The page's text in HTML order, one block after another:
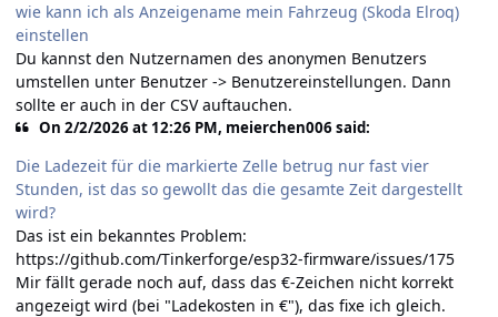
wie kann ich als Anzeigename mein Fahrzeug (Skoda Elroq)
einstellen
Du kannst den Nutzernamen des anonymen Benutzers
umstellen unter Benutzer -> Benutzereinstellungen. Dann
sollte er auch in der CSV auftauchen.
On 2/2/2026 at 12:26 PM, meierchen006 said:
Die Ladezeit für die markierte Zelle betrug nur fast vier
Stunden, ist das so gewollt das die gesamte Zeit dargestellt
wird?
Das ist ein bekanntes Problem:
https://github.com/Tinkerforge/esp32-firmware/issues/175
Mir fällt gerade noch auf, dass das €-Zeichen nicht korrekt
angezeigt wird (bei "Ladekosten in €"), das fixe ich gleich.